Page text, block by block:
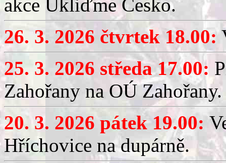
akce Ukliďme Česko.
26. 3. 2026 čtvrtek 18.00:
25. 3. 2026 středa 17.00:
Zahořany na OÚ Zahořany.
20. 3. 2026 pátek 19.00:
Hříchovice na dupárně.